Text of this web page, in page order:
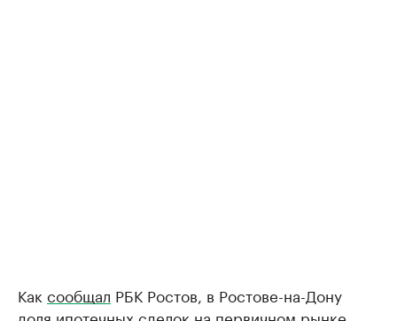
Как сообщал РБК Ростов, в Ростове-на-Дону